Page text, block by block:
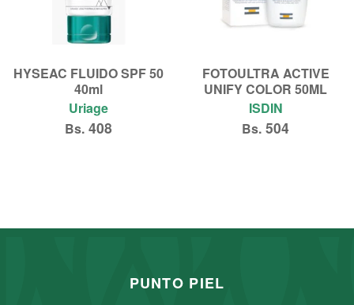
HYSEAC FLUIDO SPF 50
40ml
Uriage
Bs. 408
FOTOULTRA ACTIVE
UNIFY COLOR 50ML
ISDIN
Bs. 504
PUNTO PIEL